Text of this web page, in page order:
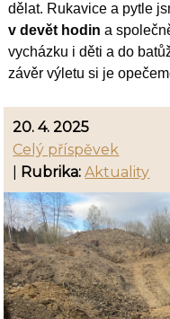
dělat. Rukavice a pytle
v devět hodina
vycházku i děti a do
závěr výletu si je
20. 4. 2025
Celý příspěvek
Rubrika: Aktuality